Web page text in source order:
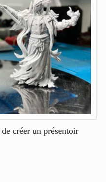
créer un présentoir